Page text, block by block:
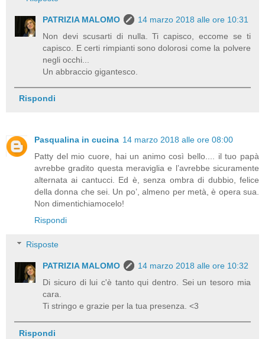
PATRIZIA MALOMO
14 marzo 2018 alle ore 10:31
Non devi scusarti di nulla. Ti capisco, eccome se ti
capisco. E certi rimpianti sono dolorosi come la polvere
negli occhi...
Un abbraccio gigantesco.
Rispondi
Pasqualina in cucina 14 marzo 2018 alle ore 08:00
Patty del mio cuore, hai un animo così bello.... il tuo papà
avrebbe gradito questa meraviglia e l’avrebbe sicuramente
alternata ai cantucci. Ed è, senza ombra di dubbio, felice
della donna che sei. Un po’, almeno per metà, è opera sua.
Non dimentichiamocelo!
Rispondi
Risposte
PATRIZIA MALOMO
14 marzo 2018 alle ore 10:32
Di sicuro di lui c'è tanto qui dentro. Sei un tesoro mia
cara.
Ti stringo e grazie per la tua presenza. <3
Rispondi